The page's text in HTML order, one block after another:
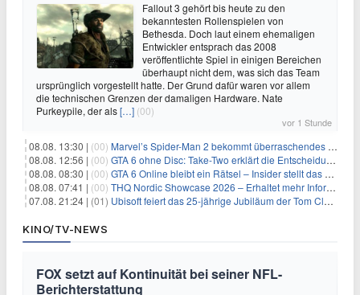
Fallout 3 gehört bis heute zu den
bekanntesten Rollenspielen von
Bethesda. Doch laut einem ehemaligen
Entwickler entsprach das 2008
veröffentlichte Spiel in einigen Bereichen
überhaupt nicht dem, was sich das Team
ursprünglich vorgestellt hatte. Der Grund dafür waren vor allem
die technischen Grenzen der damaligen Hardware. Nate
Purkeypile, der als[…] (00)
vor 1 Stunde
08.08. 13:30 | (00) Marvel’s Spider-Man 2 bekommt überraschendes PS5-Update mit gewünschter Komfortfunktion
08.08. 12:56 | (00) GTA 6 ohne Disc: Take-Two erklärt die Entscheidung für Download-Codes
08.08. 08:30 | (00) GTA 6 Online bleibt ein Rätsel – Insider stellt das neue Gerücht klar
08.08. 07:41 | (00) THQ Nordic Showcase 2026 – Erhaltet mehr Informationen
07.08. 21:24 | (01) Ubisoft feiert das 25-jährige Jubiläum der Tom Clancy’s Ghost Recon-Reihe
KINO/TV-NEWS
FOX setzt auf Kontinuität bei seiner NFL-
Berichterstattung